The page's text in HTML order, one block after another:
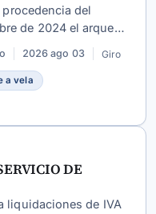
del
de 2024 el arqueo
límite de 20 para
en campeonatos
2026 ago 03 Giro
a vela
DE
liquidaciones de IVA